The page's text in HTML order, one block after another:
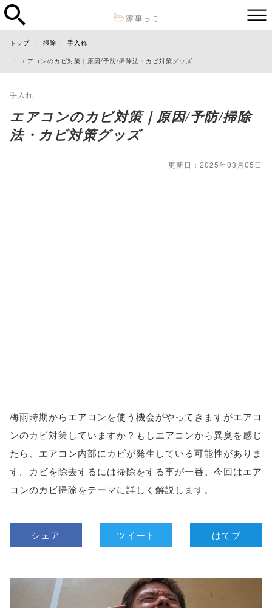
トップ 掃除 手入れ
エアコンのカビ対策｜原因/予防/掃除法・カビ対策グッズ
手入れ
エアコンのカビ対策｜原因/予防/掃除
法・カビ対策グッズ
更新日：2025年03月05日
梅雨時期からエアコンを使う機会がやってきますがエアコ
ンのカビ対策していますか？もしエアコンから異臭を感じ
たら、エアコン内部にカビが発生している可能性がありま
す。カビを除去するには掃除をする事が一番。今回はエア
コンのカビ掃除をテーマに詳しく解説します。
シェア ツイート はてブ